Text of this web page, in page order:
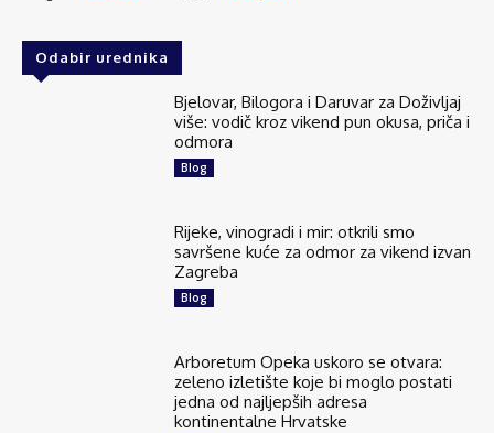
Odabir urednika
Bjelovar, Bilogora i Daruvar za Doživljaj
više: vodič kroz vikend pun okusa, priča i
odmora
Blog
Rijeke, vinogradi i mir: otkrili smo
savršene kuće za odmor za vikend izvan
Zagreba
Blog
Arboretum Opeka uskoro se otvara:
zeleno izletište koje bi moglo postati
jedna od najljepših adresa
kontinentalne Hrvatske